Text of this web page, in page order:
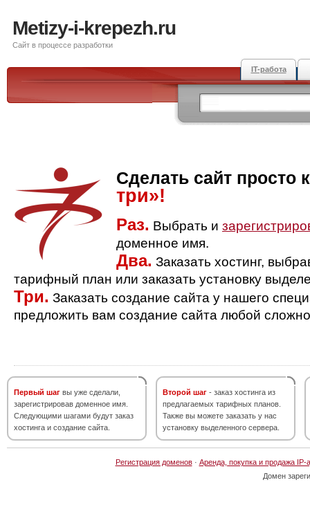
Metizy-i-krepezh.ru
Сайт в процессе разработки
IT-работа
Сделать сайт просто
три»!
Раз. Выбрать и
доменное имя.
Два. Заказать хостинг,
тарифный план или заказать установку
Три. Заказать создание сайта у нашего
предложить вам создание сайта любой
Первый шаг вы уже сделали,
зарегистрировав доменное имя.
Следующими шагами будут заказ
хостинга и создание сайта.
Второй шаг - заказ хостинга из
предлагаемых тарифных планов.
Также вы можете заказать у нас
установку выделенного сервера.
Регистрация доменов· Аренда, покупка и продажа IP-
Домен